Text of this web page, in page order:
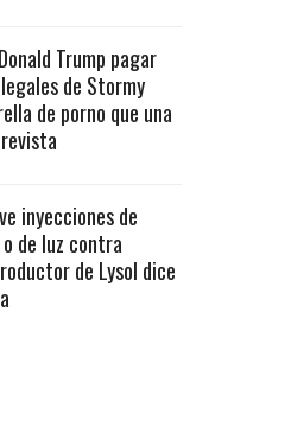
Trump pagar
de Stormy
de porno que una
inyecciones de
de luz contra
de Lysol dice